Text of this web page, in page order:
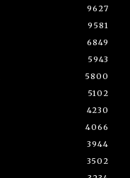
9627
9581
6849
5943
5800
5102
4230
4066
3944
3502